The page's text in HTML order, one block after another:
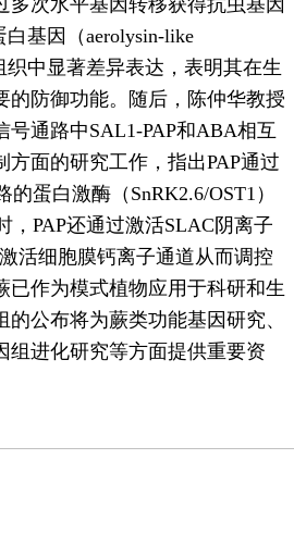
多次水平基因转移获得抗虫基因
白基因（aerolysin-like
织中显著差异表达，表明其在生
的防御功能。随后，陈仲华教授
号通路中SAL1-PAP和ABA相互
方面的研究工作，指出PAP通过
蛋白激酶（SnRK2.6/OST1）
，PAP还通过激活SLAC阴离子
活细胞膜钙离子通道从而调控
已作为模式植物应用于科研和生
公布将为蕨类功能基因研究、
组进化研究等方面提供重要资